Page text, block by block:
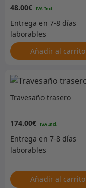
48.00€
Añadir al carrito
Travesaño trasero
174.00€
Añadir al carrito